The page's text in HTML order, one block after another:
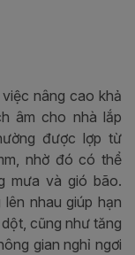
nâng cao khả
âm cho nhà lắp
được lợp từ
nhờ đó có thể
mưa và gió bão.
nhau giúp hạn
cũng như tăng
gian nghỉ ngơi